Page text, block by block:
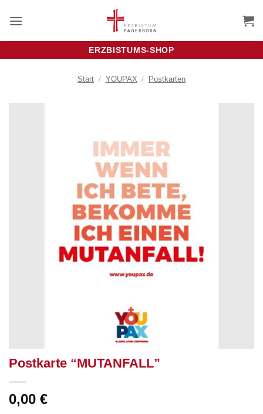
Inhalt
ERZBISTUMS-SHOP
Start / YOUPAX / Postkarten
Postkarte “MUTANFALL”
0,00 €